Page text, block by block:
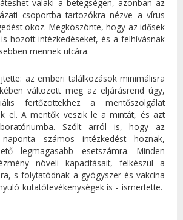
valaki a betegségen, azonban az
csoportba tartozókra nézve a vírus
okoz. Megköszönte, hogy az idősek
hozott intézkedéseket, és a felhívásnak
mennek utcára.
az emberi találkozások minimálisra
változott meg az eljárásrend úgy,
fertőzöttekhez a mentőszolgálat
el. A mentők veszik le a mintát, és azt
Szólt arról is, hogy az
naponta számos intézkedést hoznak,
legmagasabb esetszámra. Minden
növeli kapacitásait, felkészül a
s folytatódnak a gyógyszer és vakcina
kutatótevékenységek is - ismertette.